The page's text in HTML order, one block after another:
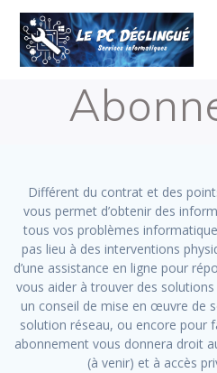
Différent du contrat et des
vous permet d’obtenir des
tous vos problèmes
pas lieu à des interventions
d’une assistance en ligne pour
vous aider à trouver des
un conseil de mise en œuvre de
solution réseau, ou encore pour
abonnement vous donnera droit
(à venir) et à accès